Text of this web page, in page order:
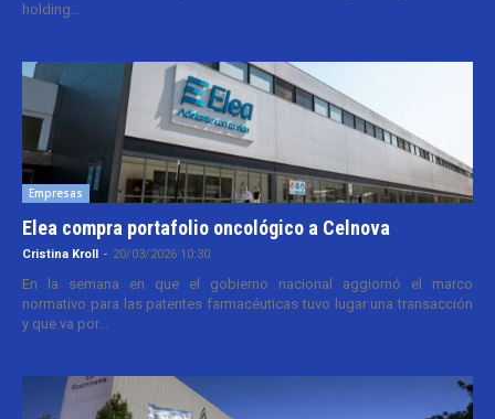
holding...
Empresas
Elea compra portafolio oncológico a Celnova
Cristina Kroll - 20/03/2026 10:30
En la semana en que el gobierno nacional aggiornó el marco
normativo para las patentes farmacéuticas tuvo lugar una transacción
y que va por...